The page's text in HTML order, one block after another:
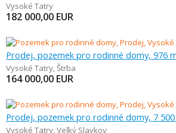
Vysoké Tatry
182 000,00 EUR
Prodej, pozemek pro rodinné domy, 976
Vysoké Tatry,Štrba
164 000,00 EUR
Prodej, pozemek pro rodinné domy, 7
Vysoké Tatry,Veľký Slavkov